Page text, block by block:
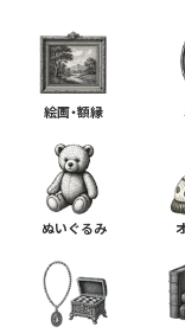
絵画・額縁
ぬいぐるみ